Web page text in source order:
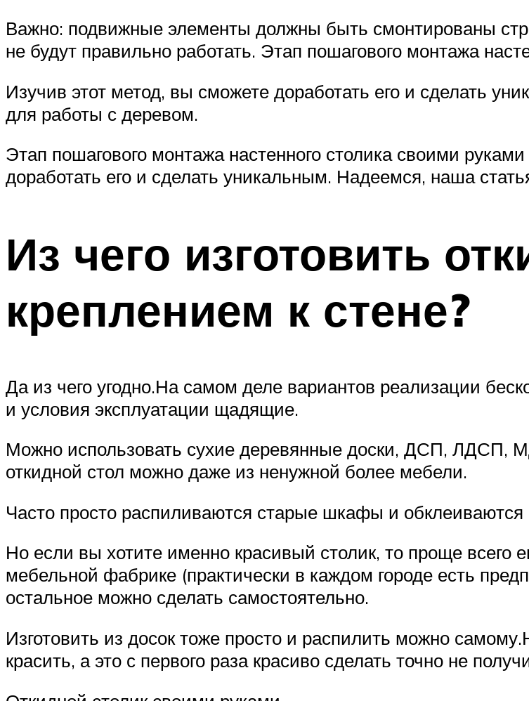
Важно: подвижные элементы должны быть смонтированы
не будут правильно работать. Этап пошагового монтажа
Изучив этот метод, вы сможете доработать его и сделать
для работы с деревом.
Этап пошагового монтажа настенного столика своими
доработать его и сделать уникальным. Надеемся, наша
Из чего изготовить
креплением к стене?
Да из чего угодно.На самом деле вариантов реализации
и условия эксплуатации щадящие.
Можно использовать сухие деревянные доски, ДСП, ЛДСП,
откидной стол можно даже из ненужной более мебели.
Часто просто распиливаются старые шкафы и
Но если вы хотите именно красивый столик, то проще всего
мебельной фабрике (практически в каждом городе есть
остальное можно сделать самостоятельно.
Изготовить из досок тоже просто и распилить можно
красить, а это с первого раза красиво сделать точно не